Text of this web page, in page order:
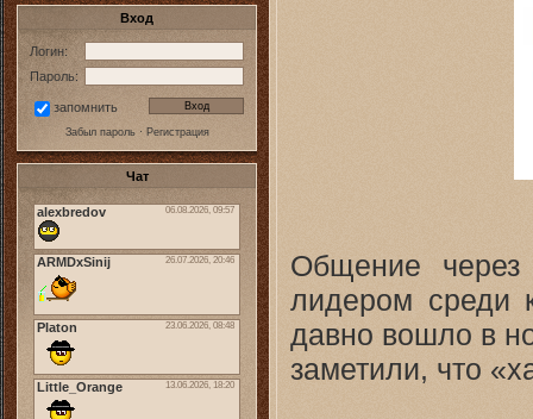
Вход
Логин:
Пароль:
запомнить
Забыл пароль· Регистрация
Чат
Общение через
лидером среди
давно вошло в
заметили, что